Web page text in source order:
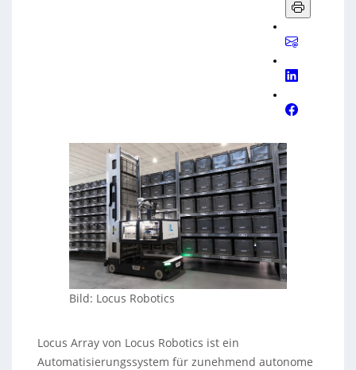
Bild: Locus Robotics
Locus Array von Locus Robotics ist ein
Automatisierungssystem für zunehmend autonome